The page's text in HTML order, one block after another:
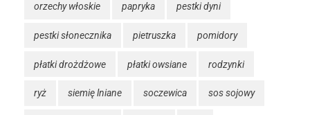
orzechy włoskie papryka pestki dyni
pestki słonecznika pietruszka pomidory
płatki drożdżowe płatki owsiane rodzynki
ryż siemię lniane soczewica sos sojowy